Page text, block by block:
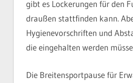
gibt es Lockerungen für den
draußen stattfinden kann.
Hygienevorschriften und
die eingehalten werden
Die Breitensportpause für